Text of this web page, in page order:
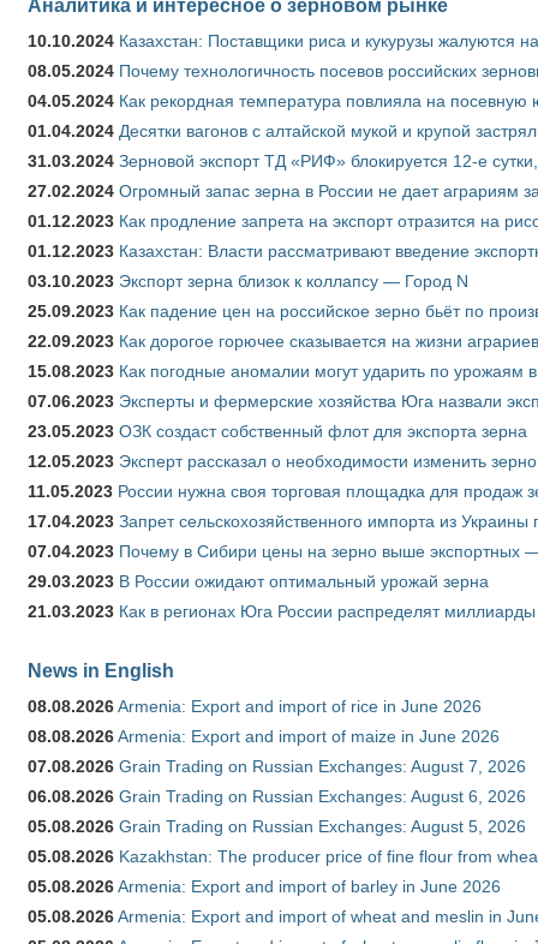
Аналитика и интересное о зерновом рынке
10.10.2024 Казахстан: Поставщики риса и кукурузы жалуются
08.05.2024 Почему технологичность посевов российских
04.05.2024 Как рекордная температура повлияла на
01.04.2024 Десятки вагонов с алтайской мукой и крупой
31.03.2024 Зерновой экспорт ТД «РИФ» блокируется 12-е
27.02.2024 Огромный запас зерна в России не дает аграриям
01.12.2023 Как продление запрета на экспорт отразится на
01.12.2023 Казахстан: Власти рассматривают введение
03.10.2023 Экспорт зерна близок к коллапсу — Город N
25.09.2023 Как падение цен на российское зерно бьёт по
22.09.2023 Как дорогое горючее сказывается на жизни аграриев
15.08.2023 Как погодные аномалии могут ударить по урожаям
07.06.2023 Эксперты и фермерские хозяйства Юга назвали
23.05.2023 ОЗК создаст собственный флот для экспорта зерна
12.05.2023 Эксперт рассказал о необходимости изменить
11.05.2023 России нужна своя торговая площадка для продаж
17.04.2023 Запрет сельскохозяйственного импорта из
07.04.2023 Почему в Сибири цены на зерно выше экспортных
29.03.2023 В России ожидают оптимальный урожай зерна
21.03.2023 Как в регионах Юга России распределят
News in English
08.08.2026Armenia: Export and import of rice in June 2026
08.08.2026Armenia: Export and import of maize in June 2026
07.08.2026 Grain Trading on Russian Exchanges: August 7, 2026
06.08.2026 Grain Trading on Russian Exchanges: August 6, 2026
05.08.2026 Grain Trading on Russian Exchanges: August 5, 2026
05.08.2026 Kazakhstan: The producer price of fine flour from
05.08.2026Armenia: Export and import of barley in June 2026
05.08.2026Armenia: Export and import of wheat and meslin in